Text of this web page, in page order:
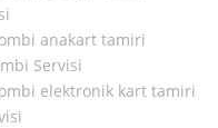
anakart tamiri
Servisi
elektronik kart tamiri